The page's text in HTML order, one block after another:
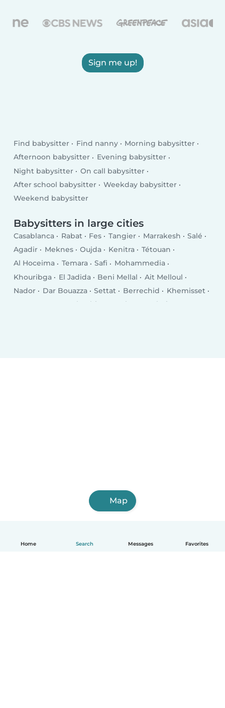
Home Search Messages Favorites
Sign me up!
Find babysitter Find nanny
Morning babysitter
Afternoon babysitter
Evening babysitter
Night babysitter
On call babysitter
After school babysitter
Weekday babysitter
Weekend babysitter
Babysitters in large cities
Casablanca Rabat Fes Tangier Marrakesh
Salé
Agadir
Meknes Oujda Kenitra
Tétouan
Al Hoceima
Temara Safi
Mohammedia
Khouribga
El Jadida Beni Mellal
Ait Melloul
Nador
Dar Bouazza Settat Berrechid
Khemisset
Ksar El Kebir Larache
Guelmim
Map